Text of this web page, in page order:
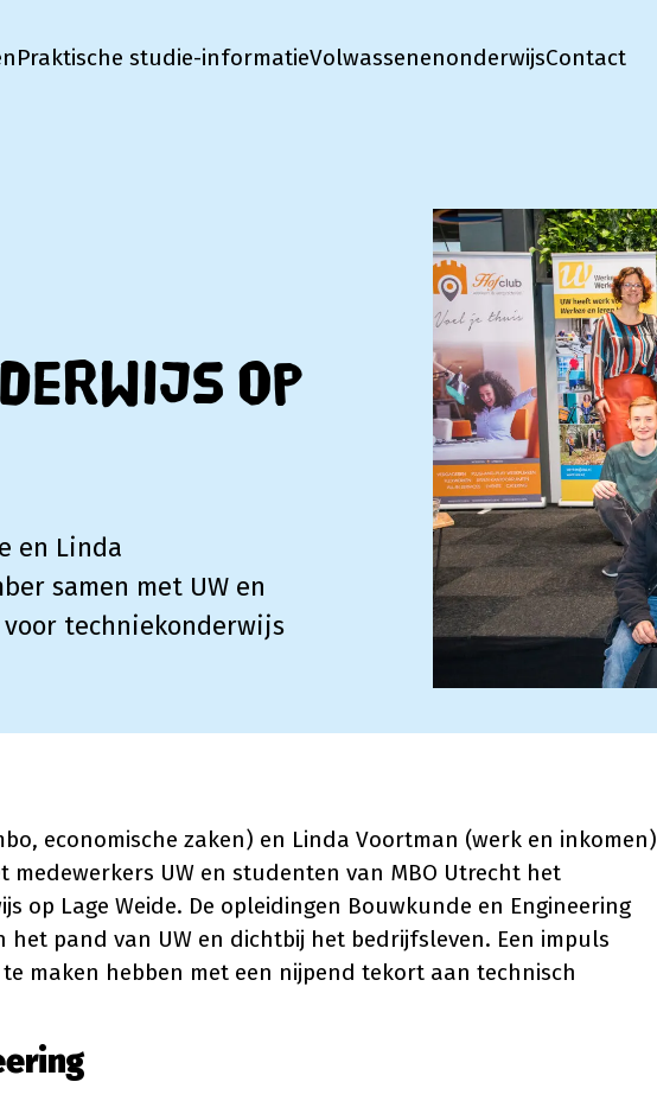
Praktische studie-informatieVolwassenenonderwijsContact
op
en Linda
samen met UW en
techniekonderwijs
economische zaken) en Linda Voortman (werk en inkomen)
medewerkers UW en studenten van MBO Utrecht het
op Lage Weide. De opleidingen Bouwkunde en Engineering
het pand van UW en dichtbij het bedrijfsleven. Een impuls
maken hebben met een nijpend tekort aan technisch